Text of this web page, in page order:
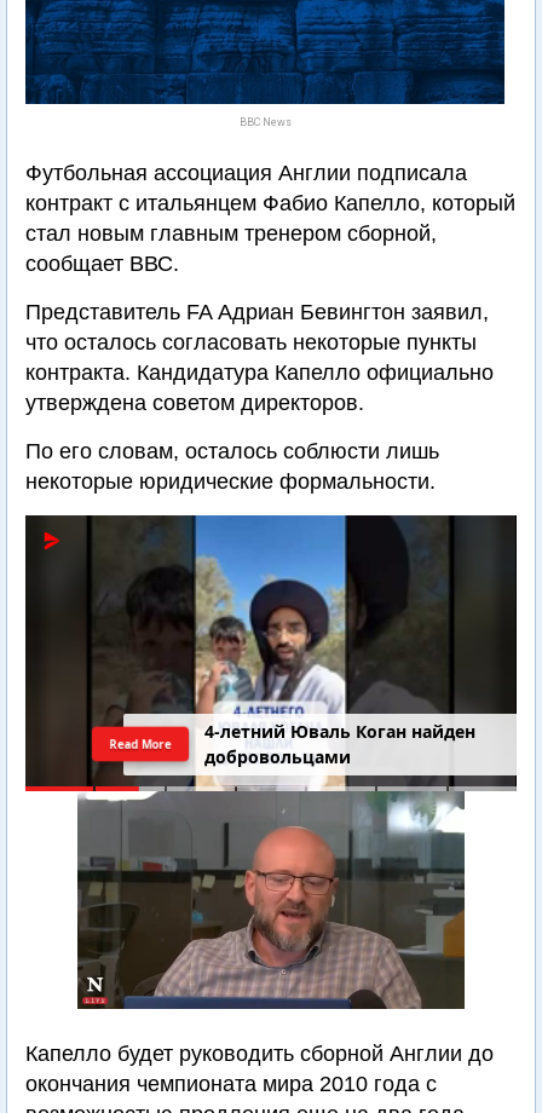
BBC News
Футбольная ассоциация Англии подписала
контракт с итальянцем Фабио Капелло, который
стал новым главным тренером сборной,
сообщает ВВС.
Представитель FA Адриан Бевингтон заявил,
что осталось согласовать некоторые пункты
контракта. Кандидатура Капелло официально
утверждена советом директоров.
По его словам, осталось соблюсти лишь
некоторые юридические формальности.
4-летний Юваль Коган найден
добровольцами
Read More
Капелло будет руководить сборной Англии до
окончания чемпионата мира 2010 года с